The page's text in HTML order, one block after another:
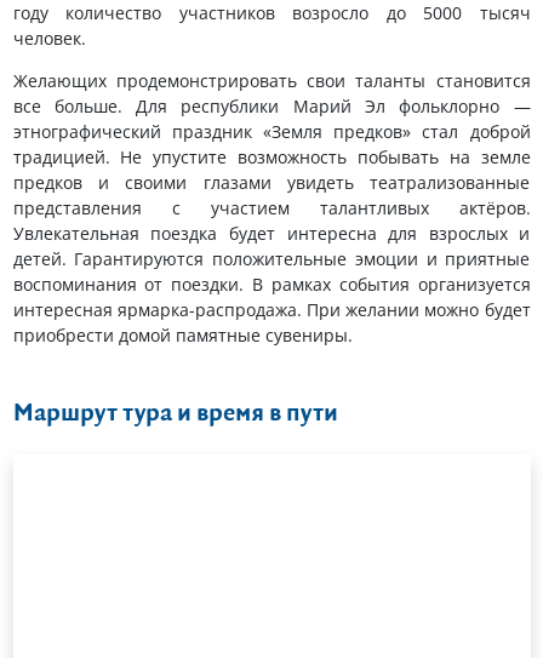
году количество участников возросло до 5000 тысяч
человек.
Желающих продемонстрировать свои таланты становится
все больше. Для республики Марий Эл фольклорно —
этнографический праздник «Земля предков» стал доброй
традицией. Не упустите возможность побывать на земле
предков и своими глазами увидеть театрализованные
представления с участием талантливых актёров.
Увлекательная поездка будет интересна для взрослых и
детей. Гарантируются положительные эмоции и приятные
воспоминания от поездки. В рамках события организуется
интересная ярмарка-распродажа. При желании можно будет
приобрести домой памятные сувениры.
Маршрут тура и время в пути